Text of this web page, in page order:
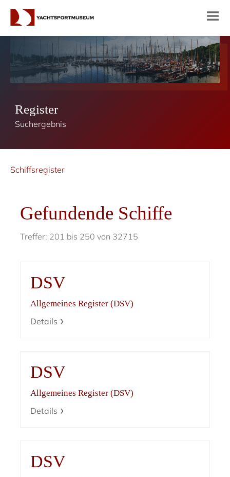
Register
Suchergebnis
Schiffsregister
Gefundende Schiffe
Treffer: 201 bis 250 von 32715
DSV
Allgemeines Register (DSV)
Details
DSV
Allgemeines Register (DSV)
Details
DSV